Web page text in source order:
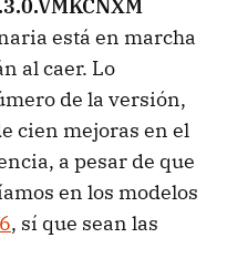
está en marcha
al caer. Lo
de la versión,
cien mejoras en el
a pesar de que
en los modelos
, sí que sean las